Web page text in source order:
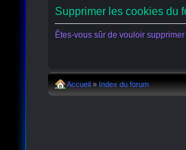
Supprimer les cookies du
Êtes-vous sûr de vouloir
Accueil » Index du forum